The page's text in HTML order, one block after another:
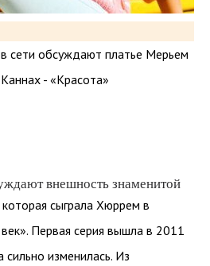
внешность знаменитой
сыграла Хюррем в
Первая серия вышла в 2011
изменилась. Из